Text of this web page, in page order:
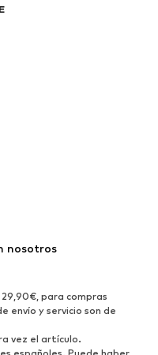
y cárdigans
deportivos
nosotros
para compras
envío y servicio son de
vez el artículo.